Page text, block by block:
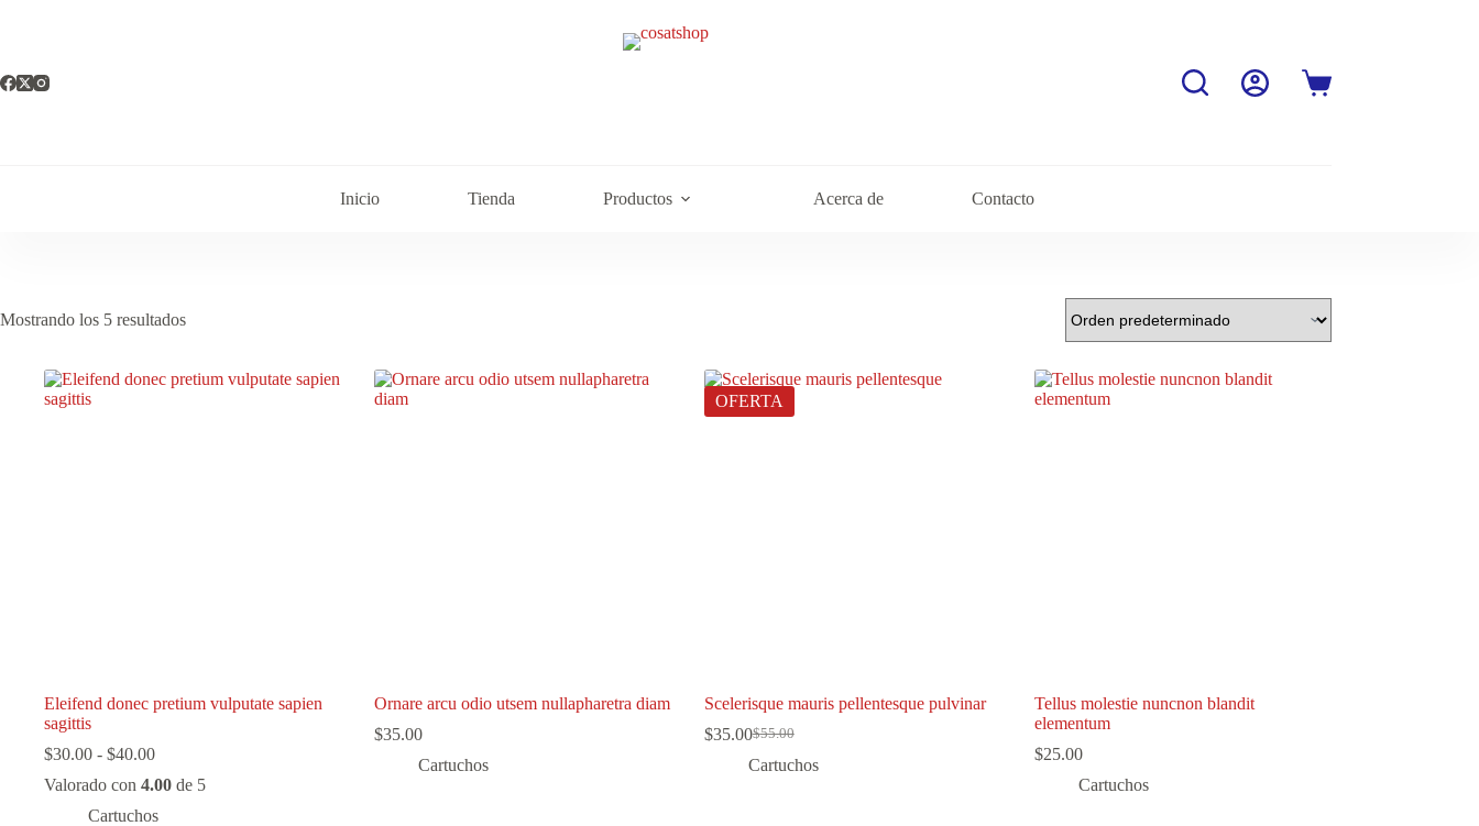
Carro
Inicio Tienda Productos Acerca de Contacto
Mostrando los 5 resultados
Eleifend donec pretium vulputate sapien
sagittis
$30.00 - $40.00Rango
precios:
desde
Valorado con 4.00 de 5
Cartuchos
Ornare arcu odio utsem nullapharetra diam
$35.00
Cartuchos
OFERTA
Scelerisque mauris pellentesque pulvinar
$55.00
El
precio
$35.00El
precio
Cartuchos
Tellus molestie nuncnon blandit
elementum
$25.00
Cartuchos